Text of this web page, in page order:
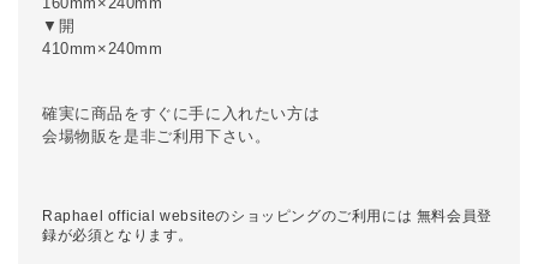
▼開
410mm×240mm
確実に商品をすぐに手に入れたい方は
会場物販を是非ご利用下さい。
Raphael official websiteのショッピングのご利用には 無料会員登
録が必須となります。